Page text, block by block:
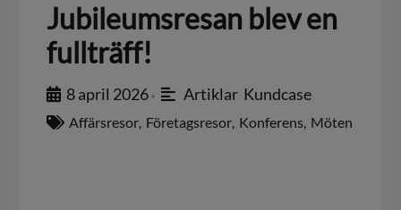
Jubileumsresan blev en
fullträff!
8 april 2026 • Artiklar, Kundcase
Affärsresor, Företagsresor, Konferens, Möten